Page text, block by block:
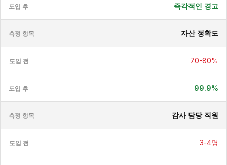
즉각적인 경고
자산 정확도
70-80%
99.9%
감사 담당 직원
3-4명